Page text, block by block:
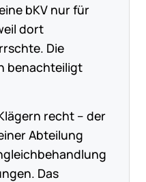
bKV nur für
dort
Die
benachteiligt
recht – der
Abteilung
Das